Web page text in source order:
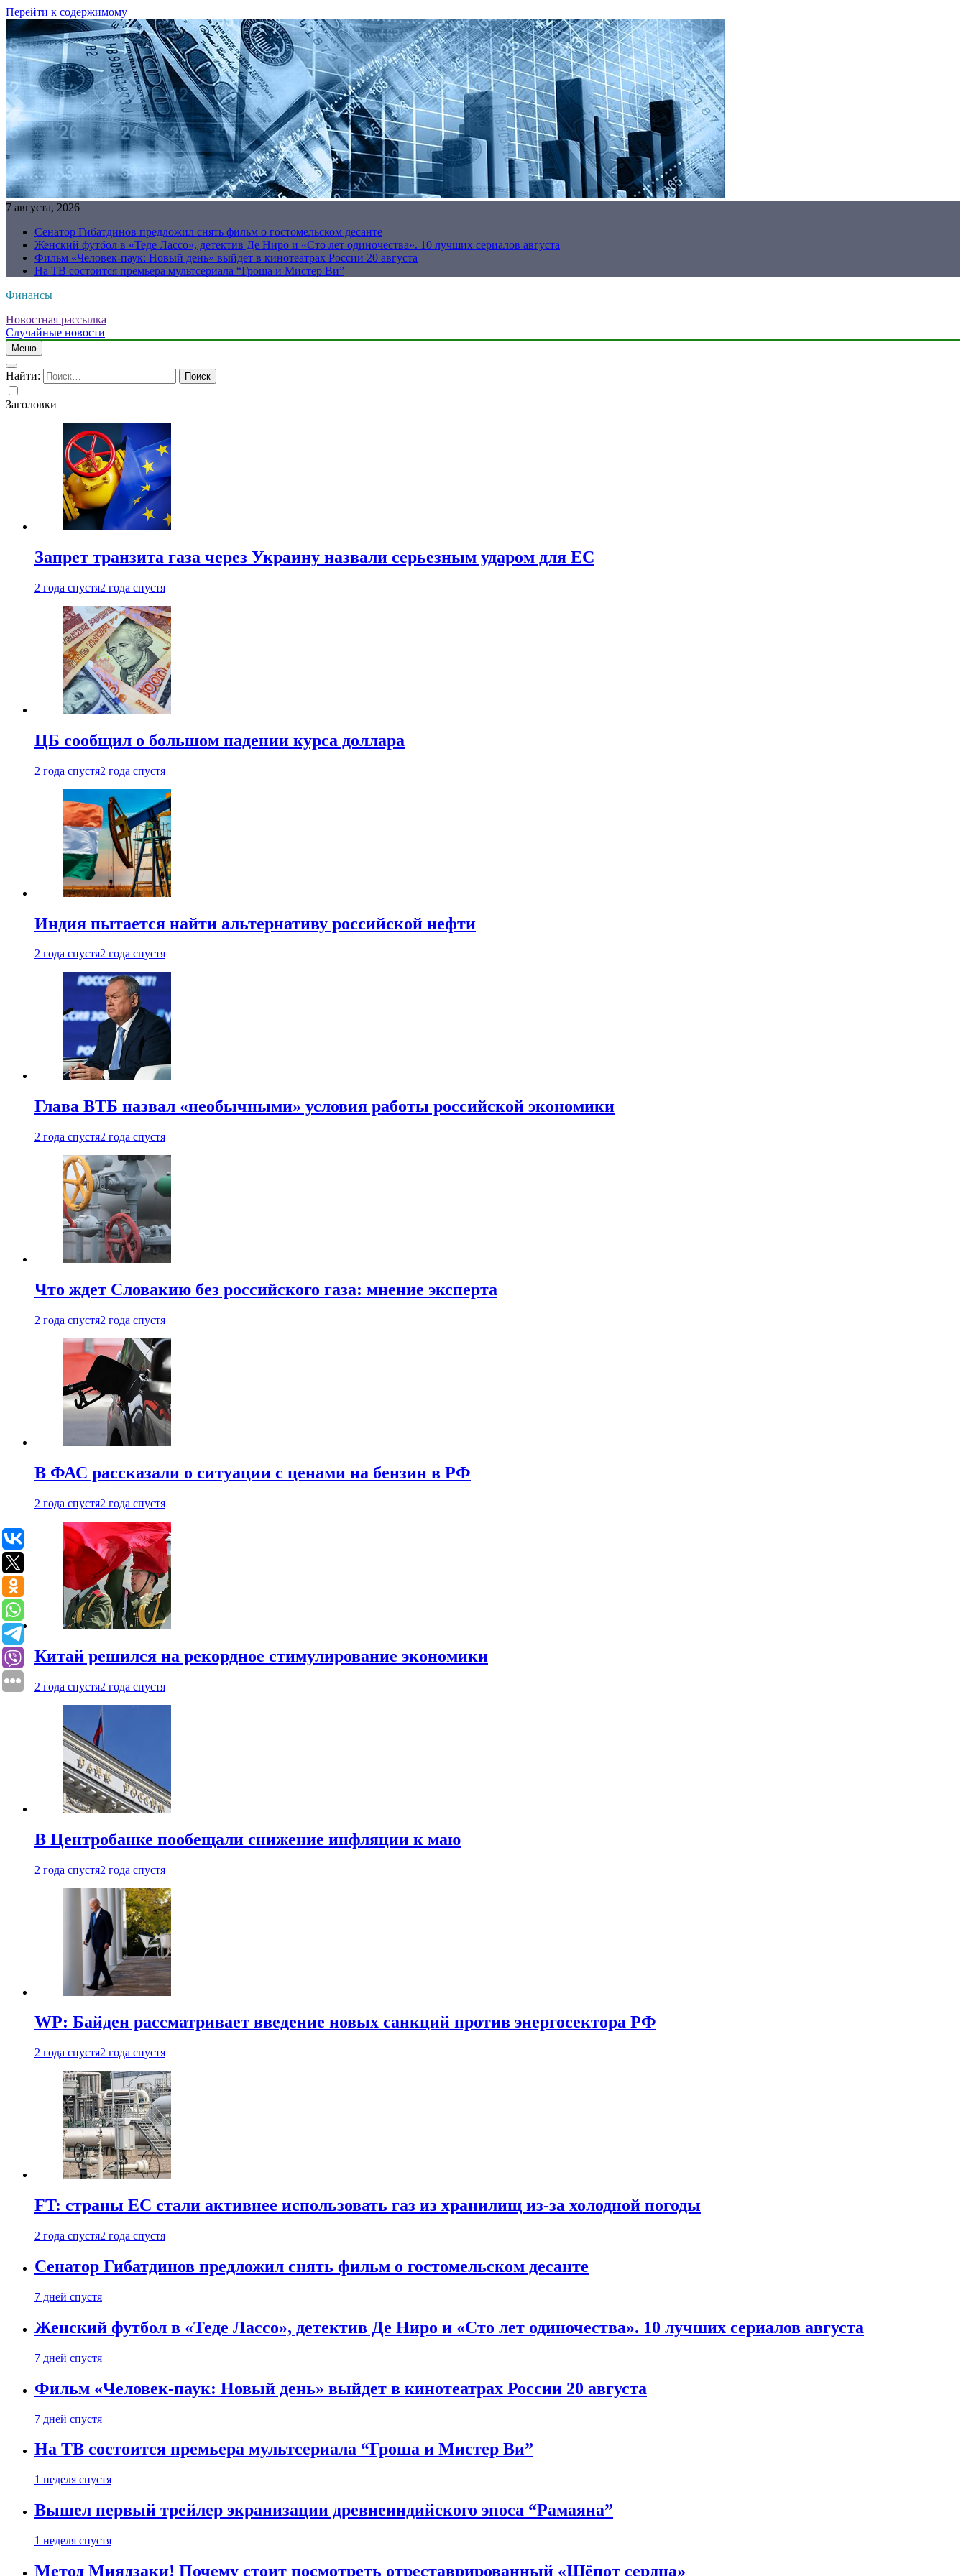
Перейти к содержимому
7 августа, 2026
Сенатор Гибатдинов предложил снять фильм о гостомельском десанте
Женский футбол в «Теде Лассо», детектив Де Ниро и «Сто лет одиночества». 10 лучших сериалов августа
Фильм «Человек-паук: Новый день» выйдет в кинотеатрах России 20 августа
На ТВ состоится премьера мультсериала “Гроша и Мистер Ви”
Финансы
Новостная рассылка
Случайные новости
Меню
Найти:
Заголовки
Запрет транзита газа через Украину назвали серьезным ударом для ЕС
2 года спустя2 года спустя
ЦБ сообщил о большом падении курса доллара
2 года спустя2 года спустя
Индия пытается найти альтернативу российской нефти
2 года спустя2 года спустя
Глава ВТБ назвал «необычными» условия работы российской экономики
2 года спустя2 года спустя
Что ждет Словакию без российского газа: мнение эксперта
2 года спустя2 года спустя
В ФАС рассказали о ситуации с ценами на бензин в РФ
2 года спустя2 года спустя
Китай решился на рекордное стимулирование экономики
2 года спустя2 года спустя
В Центробанке пообещали снижение инфляции к маю
2 года спустя2 года спустя
WP: Байден рассматривает введение новых санкций против энергосектора РФ
2 года спустя2 года спустя
FT: страны ЕС стали активнее использовать газ из хранилищ из-за холодной погоды
2 года спустя2 года спустя
Сенатор Гибатдинов предложил снять фильм о гостомельском десанте
7 дней спустя
Женский футбол в «Теде Лассо», детектив Де Ниро и «Сто лет одиночества». 10 лучших сериалов августа
7 дней спустя
Фильм «Человек-паук: Новый день» выйдет в кинотеатрах России 20 августа
7 дней спустя
На ТВ состоится премьера мультсериала “Гроша и Мистер Ви”
1 неделя спустя
Вышел первый трейлер экранизации древнеиндийского эпоса “Рамаяна”
1 неделя спустя
Метод Миядзаки! Почему стоит посмотреть отреставрированный «Шёпот сердца»